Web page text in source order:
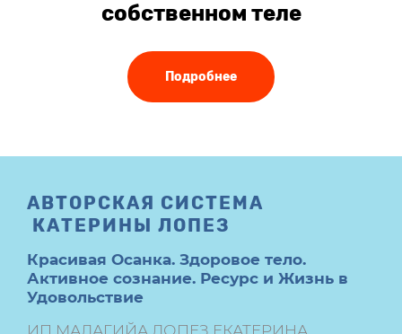
собственном теле
Подробнее
АВТОРСКАЯ СИСТЕМА
КАТЕРИНЫ ЛОПЕЗ
Красивая Осанка. Здоровое тело.
Активное сознание. Ресурс и Жизнь в
Удовольствие